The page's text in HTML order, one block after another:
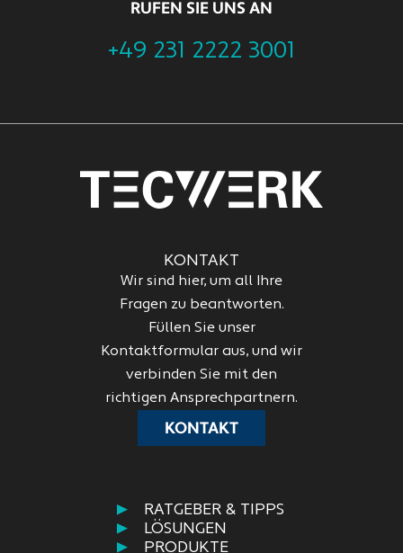
RUFEN SIE UNS AN
+49 231 2222 3001
RATGEBER & TIPPS
LÖSUNGEN
PRODUKTE
KONTAKT
Wir sind hier, um all Ihre
Fragen zu beantworten.
Füllen Sie unser
Kontaktformular aus, und wir
verbinden Sie mit den
richtigen Ansprechpartnern.
KONTAKT